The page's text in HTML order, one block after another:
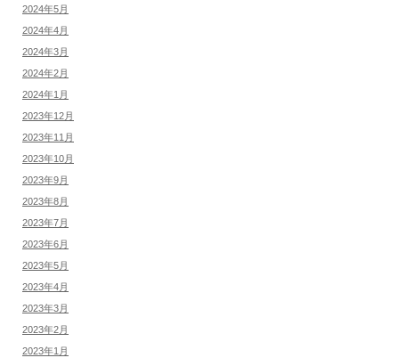
2024年5月
2024年4月
2024年3月
2024年2月
2024年1月
2023年12月
2023年11月
2023年10月
2023年9月
2023年8月
2023年7月
2023年6月
2023年5月
2023年4月
2023年3月
2023年2月
2023年1月